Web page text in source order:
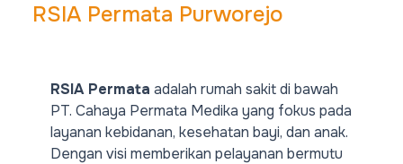
RSIA Permata Purworejo
RSIA Permata adalah rumah sakit di bawah
PT. Cahaya Permata Medika yang fokus pada
layanan kebidanan, kesehatan bayi, dan anak.
Dengan visi memberikan pelayanan bermutu